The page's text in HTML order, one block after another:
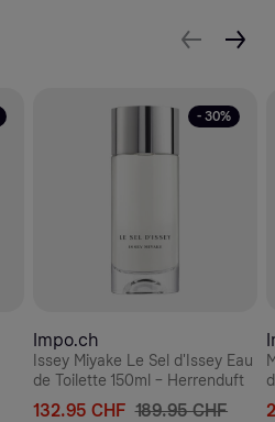
- 30%
Impo.ch
Issey Miyake Le Sel d'Issey Eau
de Toilette 150ml – Herrenduft
132.95 CHF 189.95 CHF